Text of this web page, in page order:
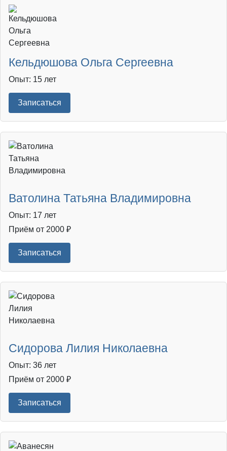
Кельдюшова Ольга Сергеевна
Опыт: 15 лет
Записаться
Ватолина Татьяна Владимировна
Опыт: 17 лет
Приём от 2000 ₽
Записаться
Сидорова Лилия Николаевна
Опыт: 36 лет
Приём от 2000 ₽
Записаться